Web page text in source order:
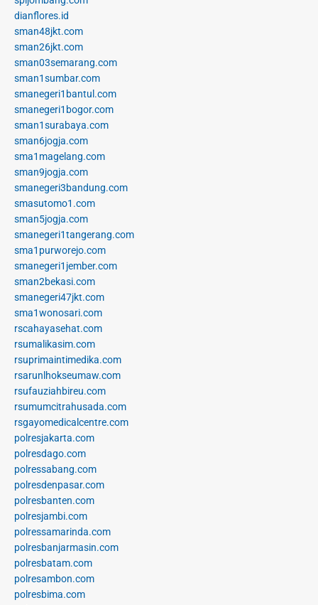
dianflores.id
sman48jkt.com
sman26jkt.com
sman03semarang.com
sman1sumbar.com
smanegeri1bantul.com
smanegeri1bogor.com
sman1surabaya.com
sman6jogja.com
sma1magelang.com
sman9jogja.com
smanegeri3bandung.com
smasutomo1.com
sman5jogja.com
smanegeri1tangerang.com
sma1purworejo.com
smanegeri1jember.com
sman2bekasi.com
smanegeri47jkt.com
sma1wonosari.com
rscahayasehat.com
rsumalikasim.com
rsuprimaintimedika.com
rsarunlhokseumaw.com
rsufauziahbireu.com
rsumumcitrahusada.com
rsgayomedicalcentre.com
polresjakarta.com
polresdago.com
polressabang.com
polresdenpasar.com
polresbanten.com
polresjambi.com
polressamarinda.com
polresbanjarmasin.com
polresbatam.com
polresambon.com
polresbima.com